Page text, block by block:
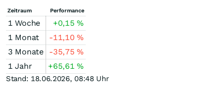
Zeitraum Performance
1 Woche +0,15%
1 Monat
-11,10%
3 Monate
-35,75%
1 Jahr
+65,61%
Stand: 18.06.2026, 08:48 Uhr